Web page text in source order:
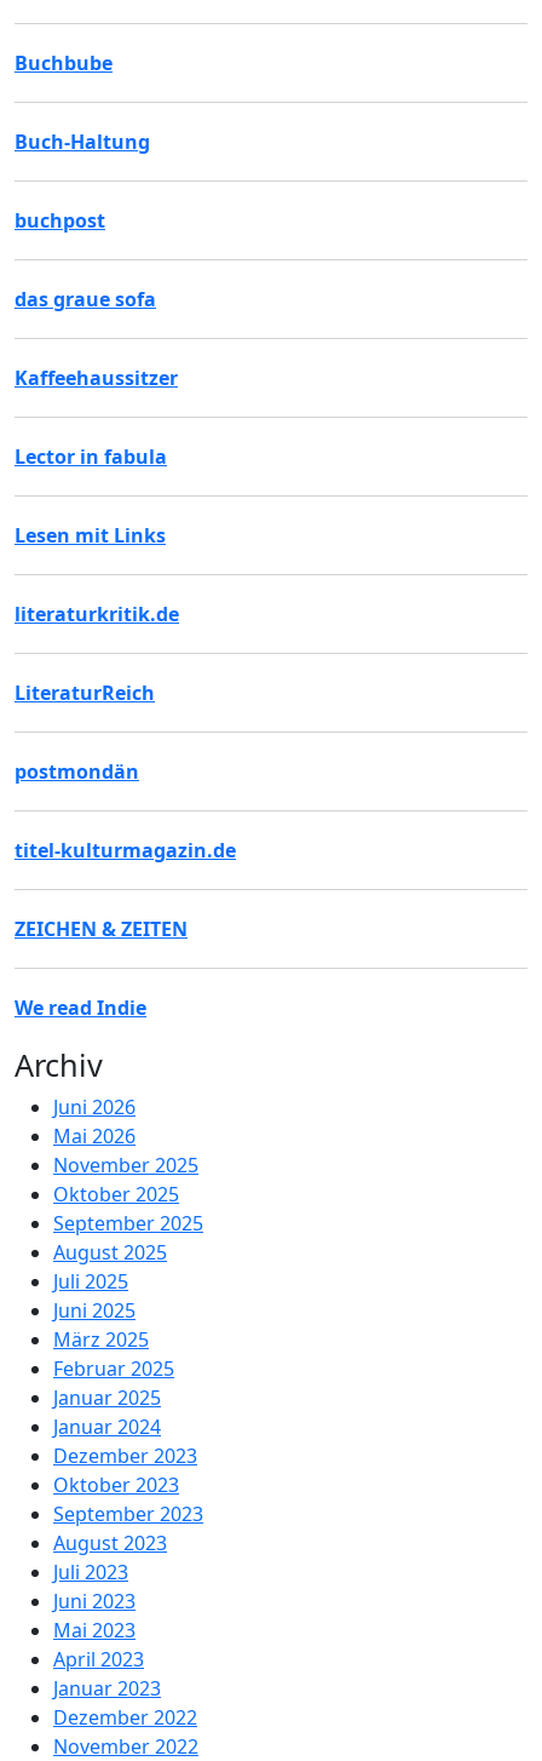
Buchbube
Buch-Haltung
buchpost
das graue sofa
Kaffeehaussitzer
Lector in fabula
Lesen mit Links
literaturkritik.de
LiteraturReich
postmondän
titel-kulturmagazin.de
ZEICHEN & ZEITEN
We read Indie
Archiv
Juni 2026
Mai 2026
November 2025
Oktober 2025
September 2025
August 2025
Juli 2025
Juni 2025
März 2025
Februar 2025
Januar 2025
Januar 2024
Dezember 2023
Oktober 2023
September 2023
August 2023
Juli 2023
Juni 2023
Mai 2023
April 2023
Januar 2023
Dezember 2022
November 2022